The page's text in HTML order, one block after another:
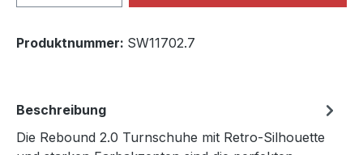
Produktnummer: SW11702.7
Beschreibung
Die Rebound 2.0 Turnschuhe mit Retro-Silhouette